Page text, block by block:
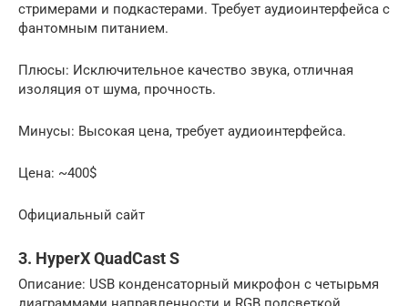
стримерами и подкастерами. Требует аудиоинтерфейса с
фантомным питанием.
Плюсы: Исключительное качество звука, отличная
изоляция от шума, прочность.
Минусы: Высокая цена, требует аудиоинтерфейса.
Цена: ~400$
Официальный сайт
3. HyperX QuadCast S
Описание: USB конденсаторный микрофон с четырьмя